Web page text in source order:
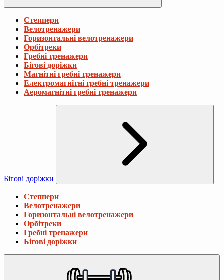
Степпери
Велотренажери
Горизонтальні велотренажери
Орбітреки
Гребні тренажери
Бігові доріжки
Магнітні гребні тренажери
Електромагнітні гребні тренажери
Аеромагнітні гребні тренажери
Бігові доріжки
Степпери
Велотренажери
Горизонтальні велотренажери
Орбітреки
Гребні тренажери
Бігові доріжки